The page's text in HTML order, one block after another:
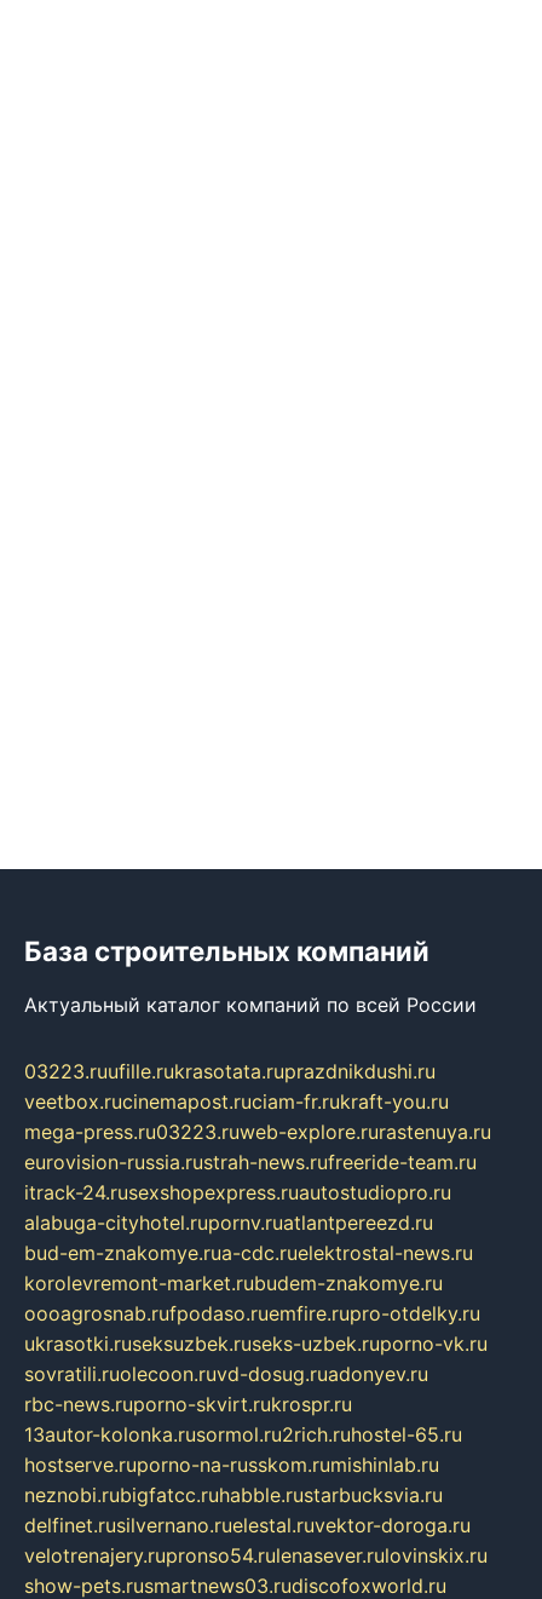
База строительных компаний
Актуальный каталог компаний по всей России
03223.ruufille.rukrasotata.ruprazdnikdushi.ru
veetbox.rucinemapost.ruciam-fr.rukraft-you.ru
mega-press.ru03223.ruweb-explore.rurastenuya.ru
eurovision-russia.rustrah-news.rufreeride-team.ru
itrack-24.rusexshopexpress.ruautostudiopro.ru
alabuga-cityhotel.rupornv.ruatlantpereezd.ru
bud-em-znakomye.rua-cdc.ruelektrostal-news.ru
korolevremont-market.rubudem-znakomye.ru
oooagrosnab.rufpodaso.ruemfire.rupro-otdelky.ru
ukrasotki.ruseksuzbek.ruseks-uzbek.ruporno-vk.ru
sovratili.ruolecoon.ruvd-dosug.ruadonyev.ru
rbc-news.ruporno-skvirt.rukrospr.ru
13autor-kolonka.rusormol.ru2rich.ruhostel-65.ru
hostserve.ruporno-na-russkom.rumishinlab.ru
neznobi.rubigfatcc.ruhabble.rustarbucksvia.ru
delfinet.rusilvernano.ruelestal.ruvektor-doroga.ru
velotrenajery.rupronso54.rulenasever.rulovinskix.ru
show-pets.rusmartnews03.rudiscofoxworld.ru